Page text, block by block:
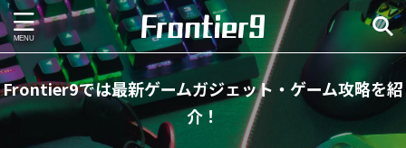
Frontier9では最新ゲームガジェット・ゲーム攻略を紹
介！